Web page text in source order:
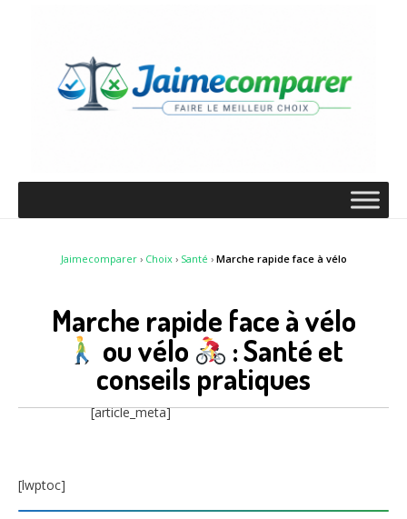
Jaimecomparer› Choix› Santé › Marche rapide face à vélo
Marche rapide face à vélo
ou vélo
: Santé et
conseils pratiques
[article_meta]
[lwptoc]